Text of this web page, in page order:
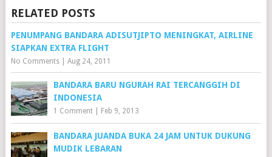
RELATED POSTS
PENUMPANG BANDARA ADISUTJIPTO MENINGKAT, AIRLINE
SIAPKAN EXTRA FLIGHT
No Comments| Aug 24, 2011
BANDARA BARU NGURAH RAI TERCANGGIH DI
INDONESIA
1 Comment| Feb 9, 2013
BANDARA JUANDA BUKA 24 JAM UNTUK DUKUNG
MUDIK LEBARAN